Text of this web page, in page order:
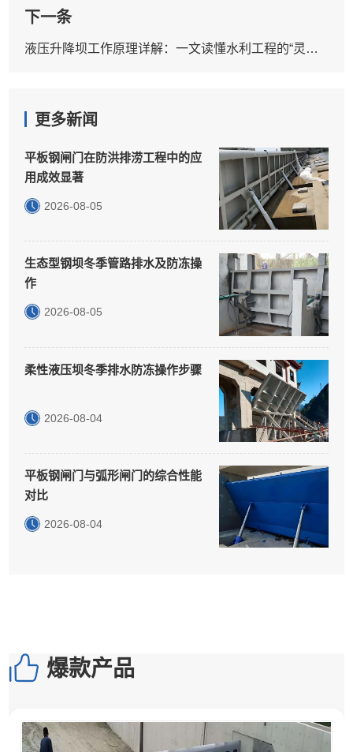
下一条
液压升降坝工作原理详解：一文读懂水利工程的“灵活闸门”
更多新闻
平板钢闸门在防洪排涝工程中的应
用成效显著
2026-08-05
生态型钢坝冬季管路排水及防冻操
作
2026-08-05
柔性液压坝冬季排水防冻操作步骤
2026-08-04
平板钢闸门与弧形闸门的综合性能
对比
2026-08-04
爆款产品